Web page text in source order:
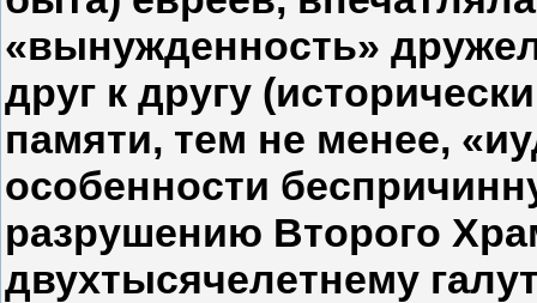
«вынужденность»
друг к другу
памяти, тем не менее,
особенности
разрушению Второго
двухтысячелетнему